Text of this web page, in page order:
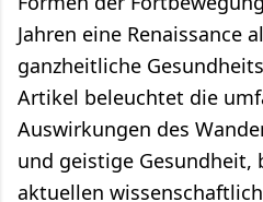
Jahren eine Renaissance
ganzheitliche
Artikel beleuchtet die
Auswirkungen des
und geistige Gesundheit,
aktuellen